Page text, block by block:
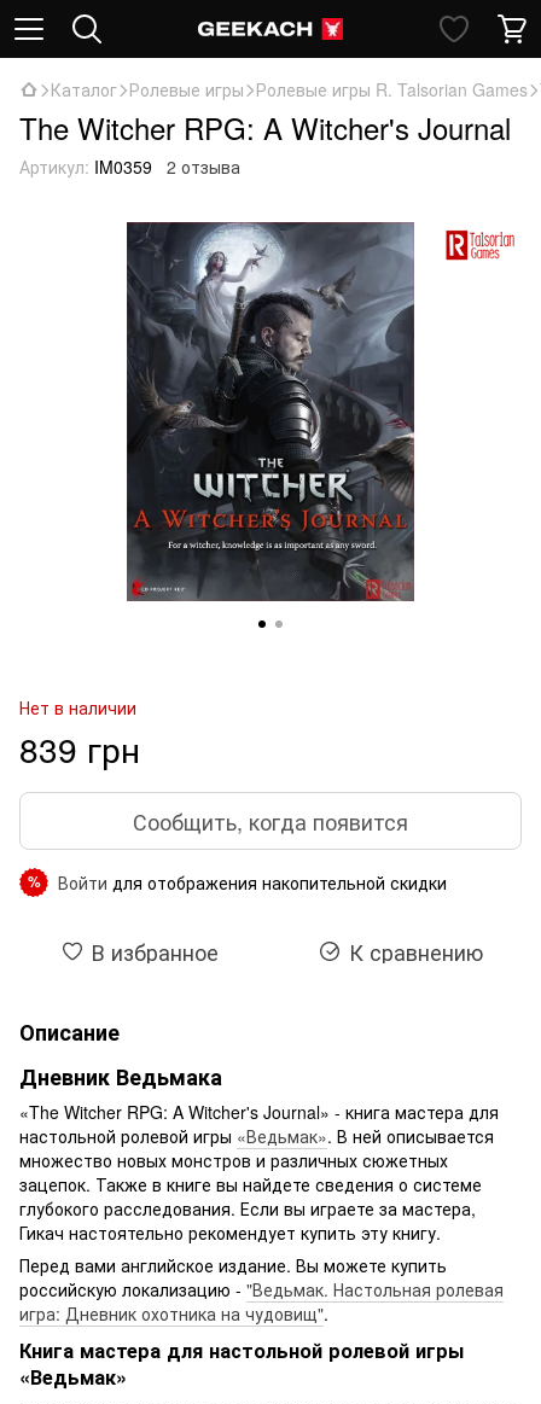
Каталог Ролевые игры Ролевые игры R. Talsorian Games
The Witcher RPG: A Witcher's Journal
Артикул: IM0359 2 отзыва
Нет в наличии
839 грн
Сообщить, когда появится
% Войти для отображения накопительной скидки
В избранное К сравнению
Описание
Дневник Ведьмака
«The Witcher RPG: A Witcher's Journal» - книга мастера для
настольной ролевой игры «Ведьмак». В ней описывается
множество новых монстров и различных сюжетных
зацепок. Также в книге вы найдете сведения о системе
глубокого расследования. Если вы играете за мастера,
Гикач настоятельно рекомендует купить эту книгу.
Перед вами английское издание. Вы можете купить
российскую локализацию - "Ведьмак. Настольная ролевая
игра: Дневник охотника на чудовищ".
Книга мастера для настольной ролевой игры
«Ведьмак»